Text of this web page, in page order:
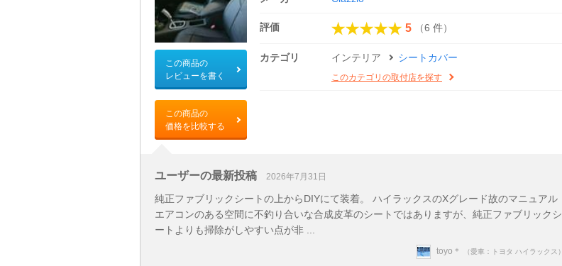
この商品の
レビューを書く
この商品の
価格を比較する
評価 5 （6 件）
カテゴリ インテリア シートカバー
このカテゴリの取付店を探す
ユーザーの最新投稿 2026年7月31日
純正ファブリックシートの上からDIYにて装着。 ハイラックスのXグレード故のマニュアル
エアコンのある空間に不釣り合いな合成皮革のシートではありますが、純正ファブリックシ
ートよりも掃除がしやすい点が非 ...
toyo＊ （愛車：トヨタ ハイラックス）